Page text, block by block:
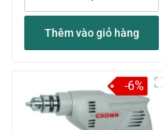
Thêm vào giỏ hàng
-6%